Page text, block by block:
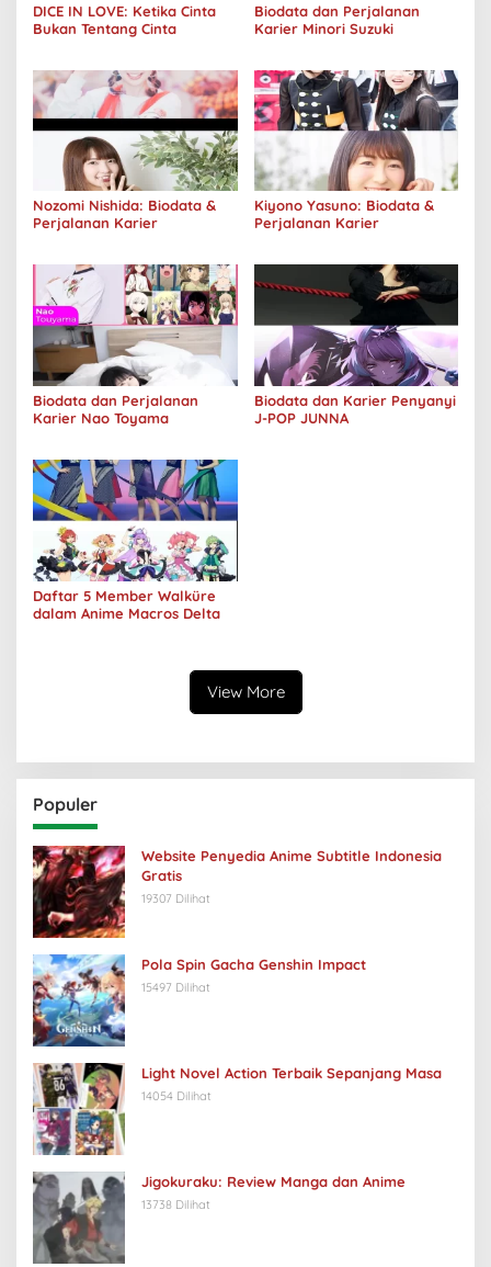
DICE IN LOVE: Ketika Cinta
Bukan Tentang Cinta
Biodata dan Perjalanan
Karier Minori Suzuki
Nozomi Nishida: Biodata &
Perjalanan Karier
Kiyono Yasuno: Biodata &
Perjalanan Karier
Biodata dan Perjalanan
Karier Nao Toyama
Biodata dan Karier Penyanyi
J-POP JUNNA
Daftar 5 Member Walküre
dalam Anime Macros Delta
View More
Populer
Website Penyedia Anime Subtitle Indonesia
Gratis
19307 Dilihat
Pola Spin Gacha Genshin Impact
15497 Dilihat
Light Novel Action Terbaik Sepanjang Masa
14054 Dilihat
Jigokuraku: Review Manga dan Anime
13738 Dilihat